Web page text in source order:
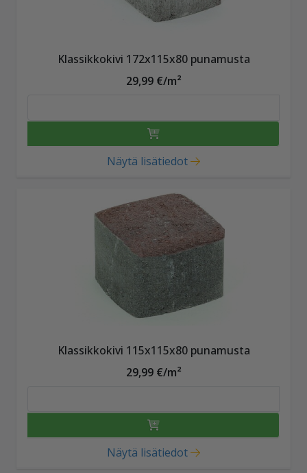
Klassikkokivi 172x115x80 punamusta
29,99 €/m²
Näytä lisätiedot
Klassikkokivi 115x115x80 punamusta
29,99 €/m²
Näytä lisätiedot